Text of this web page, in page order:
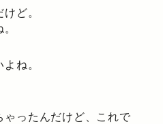
ど。
ね。
ったんだけど、これで